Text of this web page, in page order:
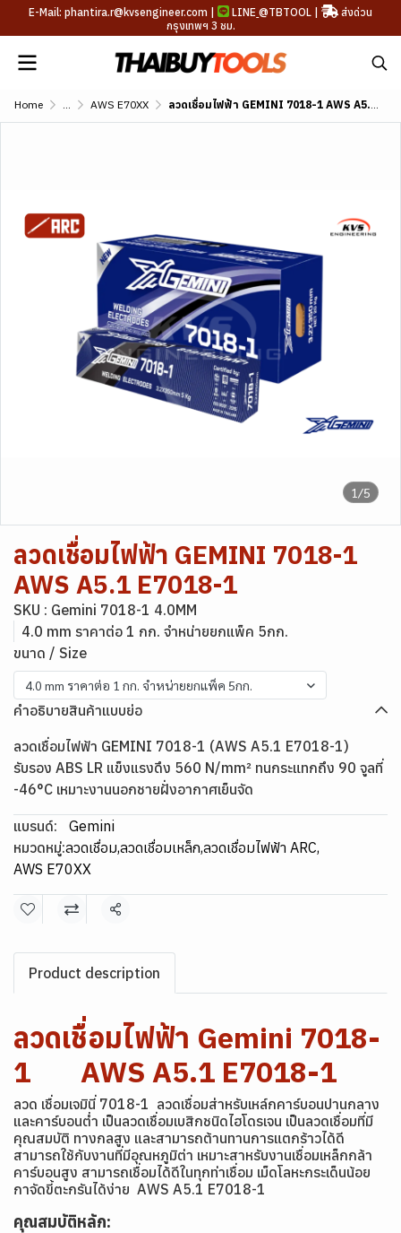
E-Mail: phantira.r@kvsengineer.com | LINE @TBTOOL |
ส่งด่วน
กรุงเทพฯ 3 ชม.
Home ... AWS E70XX ลวดเชื่อมไฟฟ้า GEMINI 7018-1 AWS A5.1 E7018-1
1/5
ลวดเชื่อมไฟฟ้า GEMINI 7018-1
AWS A5.1 E7018-1
SKU : Gemini 7018-1 4.0MM
4.0 mm ราคาต่อ 1 กก. จำหน่ายยกแพ็ค 5กก.
ขนาด / Size
4.0 mm ราคาต่อ 1 กก. จำหน่ายยกแพ็ค 5กก.
คำอธิบายสินค้าแบบย่อ
ลวดเชื่อมไฟฟ้า GEMINI 7018-1 (AWS A5.1 E7018-1)
รับรอง ABS LR แข็งแรงดึง 560 N/mm² ทนกระแทกถึง 90 จูลที่
-46°C เหมาะงานนอกชายฝั่งอากาศเย็นจัด
แบรนด์:
Gemini
หมวดหมู่:ลวดเชื่อม,ลวดเชื่อมเหล็ก,ลวดเชื่อมไฟฟ้า ARC,
AWS E70XX
แชร์
Product description
ลวดเชื่อมไฟฟ้า Gemini 7018-
1 AWS A5.1 E7018-1
ลวด เชื่อมเจมินี่ 7018-1 ลวดเชื่อมส่าหรับเหล์กคาร์บอนปานกลาง
และคาร์บอนต่ำ เป็นลวดเชื่อมเบสิกชนิดไฮโดรเจน เป็นลวดเชื่อมที่มี
คุณสมบัติ ทางกลสูง และสามารถต้านทานการแตกร้าวได้ดี
สามารถใช้กับงานที่มีอุณหภูมิต่า เหมาะสาหรับงานเชื่อมเหล็กกล้า
คาร์บอนสูง สามารถเชื่อมได้ดีในทุกท่าเชื่อม เม็ดโลหะกระเด็นน้อย
กาจัดขี้ตะกรันได้ง่าย AWS A5.1 E7018-1
คุณสมบัติหลัก: